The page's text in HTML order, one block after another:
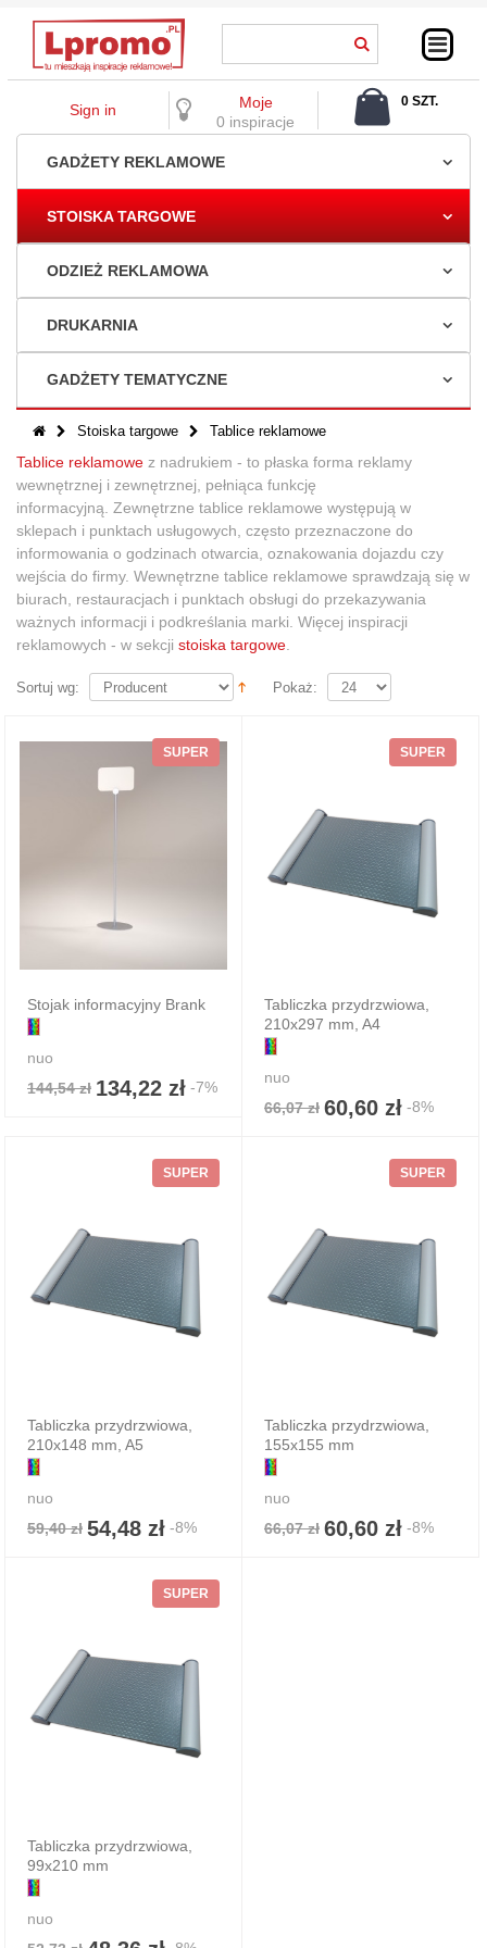
Sign in
Moje
0 inspiracje
0 SZT.
GADŻETY REKLAMOWE
STOISKA TARGOWE
ODZIEŻ REKLAMOWA
DRUKARNIA
GADŻETY TEMATYCZNE
Stoiska targowe Tablice reklamowe
Tablice reklamowe z nadrukiem - to płaska forma reklamy
wewnętrznej i zewnętrznej, pełniąca funkcję
informacyjną. Zewnętrzne tablice reklamowe występują w
sklepach i punktach usługowych, często przeznaczone do
informowania o godzinach otwarcia, oznakowania dojazdu czy
wejścia do firmy. Wewnętrzne tablice reklamowe sprawdzają się w
biurach, restauracjach i punktach obsługi do przekazywania
ważnych informacji i podkreślania marki. Więcej inspiracji
reklamowych - w sekcji stoiska targowe
Sortuj wg: Pokaż:
SUPER
Stojak informacyjny Brank
nuo
144,54 zł 134,22 zł -7%
SUPER
Tabliczka przydrzwiowa,
210x297 mm, A4
nuo
66,07 zł 60,60 zł -8%
SUPER
Tabliczka przydrzwiowa,
210x148 mm, A5
nuo
59,40 zł 54,48 zł -8%
SUPER
Tabliczka przydrzwiowa,
155x155 mm
nuo
66,07 zł 60,60 zł -8%
SUPER
Tabliczka przydrzwiowa,
99x210 mm
nuo